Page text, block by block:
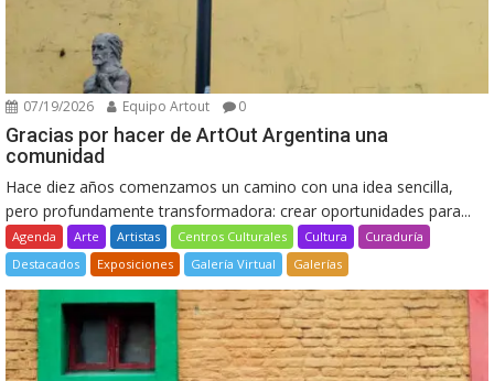
07/19/2026 Equipo Artout 0
Gracias por hacer de ArtOut Argentina una
comunidad
Hace diez años comenzamos un camino con una idea sencilla,
pero profundamente transformadora: crear oportunidades para...
Agenda Arte Artistas Centros Culturales Cultura
Curaduría
Destacados
Exposiciones Galería Virtual Galerías